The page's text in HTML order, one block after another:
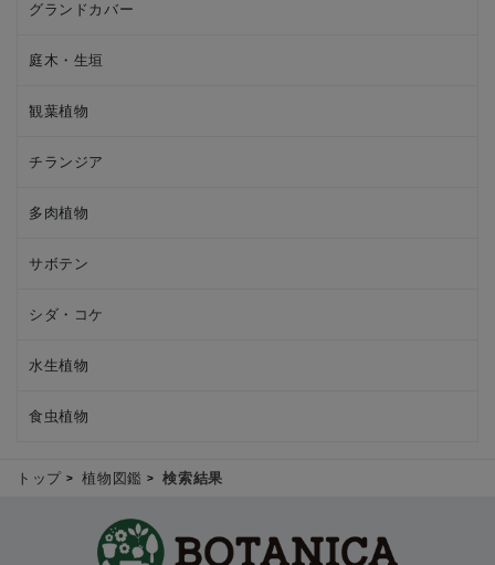
グランドカバー
庭木・生垣
観葉植物
チランジア
多肉植物
サボテン
シダ・コケ
水生植物
食虫植物
トップ 植物図鑑 検索結果